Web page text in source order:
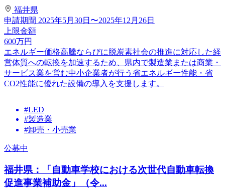
福井県
申請期間 2025年5月30日〜2025年12月26日
上限金額
600万円
エネルギー価格高騰ならびに脱炭素社会の推進に対応した経
営体質への転換を加速するため、県内で製造業または商業・
サービス業を営む中小企業者が行う省エネルギー性能・省
CO2性能に優れた設備の導入を支援します。
#LED
#製造業
#卸売・小売業
公募中
福井県：「自動車学校における次世代自動車転換
促進事業補助金」（令...